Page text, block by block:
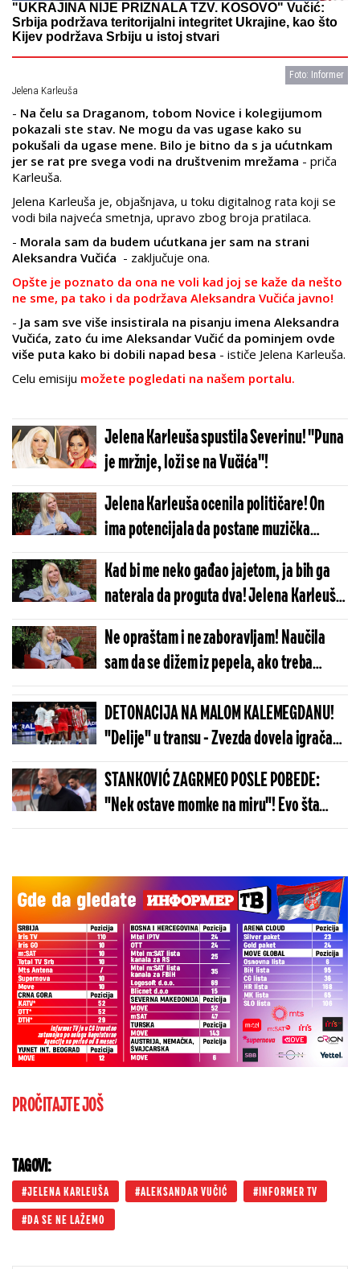
"UKRAJINA NIJE PRIZNALA TZV. KOSOVO" Vučić:
Srbija podržava teritorijalni integritet Ukrajine, kao što
Kijev podržava Srbiju u istoj stvari
Foto: Informer
Jelena Karleuša
- Na čelu sa Draganom, tobom Novice i kolegijumom
pokazali ste stav. Ne mogu da vas ugase kako su
pokušali da ugase mene. Bilo je bitno da s ja ućutnkam
jer se rat pre svega vodi na društvenim mrežama - priča
Karleuša.
Jelena Karleuša je, objašnjava, u toku digitalnog rata koji se
vodi bila najveća smetnja, upravo zbog broja pratilaca.
- Morala sam da budem ućutkana jer sam na strani
Aleksandra Vučića - zaključuje ona.
Opšte je poznato da ona ne voli kad joj se kaže da nešto
ne sme, pa tako i da podržava Aleksandra Vučića javno!
- Ja sam sve više insistirala na pisanju imena Aleksandra
Vučića, zato ću ime Aleksandar Vučić da pominjem ovde
više puta kako bi dobili napad besa - ističe Jelena Karleuša.
Celu emisiju možete pogledati na našem portalu.
Jelena Karleuša spustila Severinu! ''Puna
je mržnje, loži se na Vučića''!
Jelena Karleuša ocenila političare! On
ima potencijala da postane muzička
zvezda!
Kad bi me neko gađao jajetom, ja bih ga
naterala da proguta dva! Jelena Karleuša
spremna da brani Informer!
Ne opraštam i ne zaboravljam! Naučila
sam da se dižem iz pepela, ako treba
otvoriću nove profile, ali će mi sve platiti!
DETONACIJA NA MALOM KALEMEGDANU!
"Delije" u transu - Zvezda dovela igrača
Real Madrida!
STANKOVIĆ ZAGRMEO POSLE POBEDE:
"Nek ostave momke na miru"! Evo šta
kaže o isključenju golmana!
PROČITAJTE JOŠ
TAGOVI:
JELENA KARLEUŠA ALEKSANDAR VUČIĆ INFORMER TV
DA SE NE LAŽEMO